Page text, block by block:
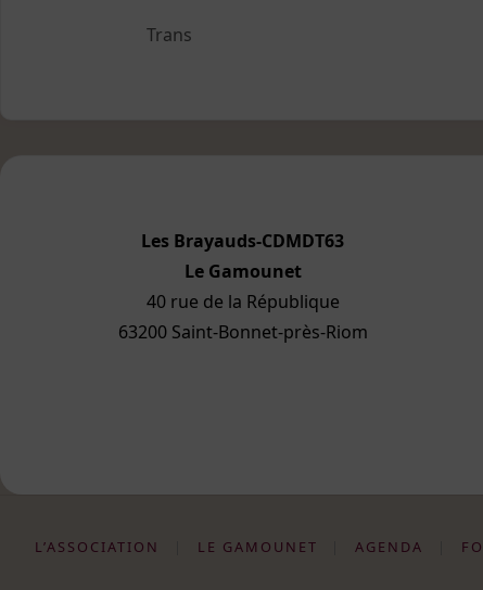
Trans
Les Brayauds-CDMDT63
Le Gamounet
40 rue de la République
63200 Saint-Bonnet-près-Riom
L’ASSOCIATION LE GAMOUNET AGENDA